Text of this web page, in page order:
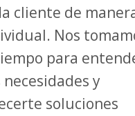
cliente de
Nos
para
y
soluciones